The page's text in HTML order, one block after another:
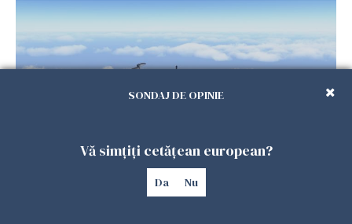
Încă o dronă a fost doborâtă de un F-16
SONDAJ DE OPINIE
Vă simțiți cetățean european?
Da Nu